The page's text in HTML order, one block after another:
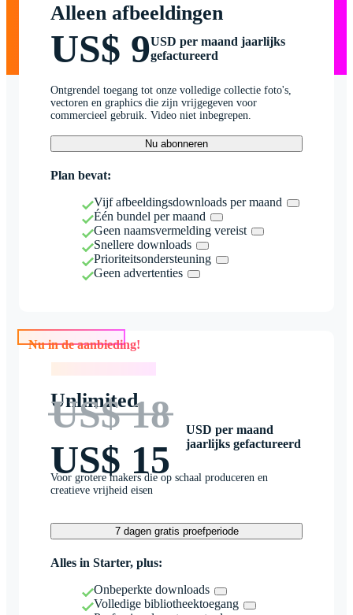
Alleen afbeeldingen
US$ 9USD per maand jaarlijks
gefactureerd
Ontgrendel toegang tot onze volledige collectie foto's,
vectoren en graphics die zijn vrijgegeven voor
commercieel gebruik. Video niet inbegrepen.
Nu abonneren
Plan bevat:
Vijf afbeeldingsdownloads per maand
Één bundel per maand
Geen naamsvermelding vereist
Snellere downloads
Prioriteitsondersteuning
Geen advertenties
Nu in de aanbieding!
Unlimited
US$ 18
US$ 15
USD per maand
jaarlijks gefactureerd
Voor grotere makers die op schaal produceren en
creatieve vrijheid eisen
7 dagen gratis proefperiode
Alles in Starter, plus:
Onbeperkte downloads
Volledige bibliotheektoegang